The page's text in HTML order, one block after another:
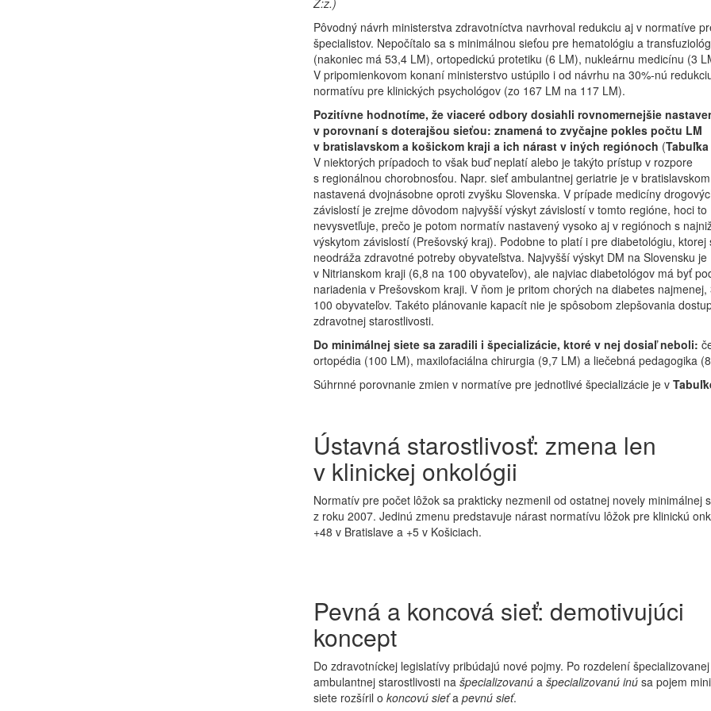
Z:z.)
Pôvodný návrh ministerstva zdravotníctva navrhoval redukciu aj v normatíve
špecialistov. Nepočítalo sa s minimálnou sieťou pre hematológiu a
(nakoniec má 53,4 LM), ortopedickú protetiku (6 LM), nukleárnu medicínu (3
V pripomienkovom konaní ministerstvo ustúpilo i od návrhu na 30%-nú
normatívu pre klinických psychológov (zo 167 LM na 117 LM).
Pozitívne hodnotíme, že viaceré odbory dosiahli rovnomernejšie
v porovnaní s doterajšou sieťou: znamená to zvyčajne pokles počtu LM
v bratislavskom a košickom kraji a ich nárast v iných regiónoch (Tabuľka
V niektorých prípadoch to však buď neplatí alebo je takýto prístup v rozpore
s regionálnou chorobnosťou. Napr. sieť ambulantnej geriatrie je v
nastavená dvojnásobne oproti zvyšku Slovenska. V prípade medicíny
závislostí je zrejme dôvodom najvyšší výskyt závislostí v tomto regióne, hoci to
nevysvetľuje, prečo je potom normatív nastavený vysoko aj v regiónoch s
výskytom závislostí (Prešovský kraj). Podobne to platí i pre diabetológiu, ktorej
neodráža zdravotné potreby obyvateľstva. Najvyšší výskyt DM na Slovensku je
v Nitrianskom kraji (6,8 na 100 obyvateľov), ale najviac diabetológov má byť
nariadenia v Prešovskom kraji. V ňom je pritom chorých na diabetes najmenej,
100 obyvateľov. Takéto plánovanie kapacít nie je spôsobom zlepšovania
zdravotnej starostlivosti.
Do minimálnej siete sa zaradili i špecializácie, ktoré v nej dosiaľ neboli:
ortopédia (100 LM), maxilofaciálna chirurgia (9,7 LM) a liečebná pedagogika
Súhrnné porovnanie zmien v normatíve pre jednotlivé špecializácie je v
Ústavná starostlivosť: zmena len
v klinickej onkológii
Normatív pre počet lôžok sa prakticky nezmenil od ostatnej novely minimálnej
z roku 2007. Jedinú zmenu predstavuje nárast normatívu lôžok pre klinickú
+48 v Bratislave a +5 v Košiciach.
Pevná a koncová sieť: demotivujúci
koncept
Do zdravotníckej legislatívy pribúdajú nové pojmy. Po rozdelení špecializovanej
ambulantnej starostlivosti na špecializovanúa špecializovanú inú sa pojem
siete rozšíril o koncovú sieťa pevnú sieť.